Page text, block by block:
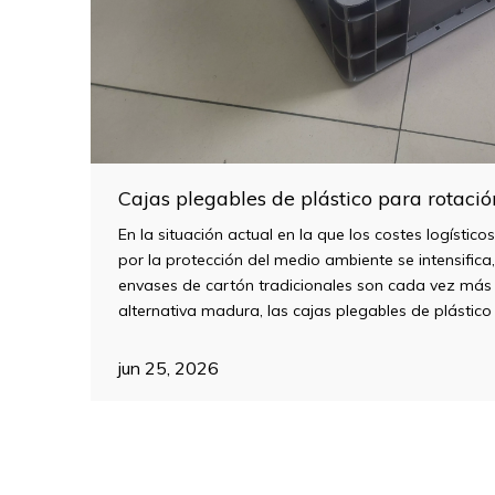
En la situación actual en la que los costes
por la protección del medio ambiente se
envases de cartón tradicionales son cada vez
alternativa madura, las cajas plegables de
simplemente de una mejora de los contenedores,
jun 25, 2026